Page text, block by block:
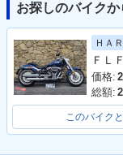
2014年 FLS Softail
Slim
お探しのバイク
ＨＡ
価格:
総額:
このバイク